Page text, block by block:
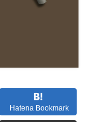
Hatena Bookmark